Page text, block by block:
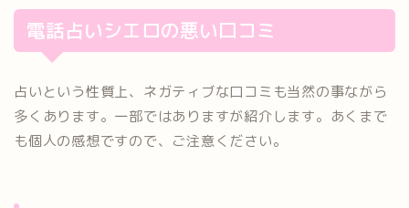
電話占いシエロの悪い口コミ
占いという性質上、ネガティブな口コミも当然の事ながら
多くあります。一部ではありますが紹介します。あくまで
も個人の感想ですので、ご注意ください。